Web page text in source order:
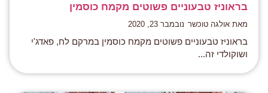
בראוניז טבעוניים פשוטים מקמח כוסמין
מאת אולגה טוכשר נובמבר 23, 2020
בראוניז טבעוניים פשוטים מקמח כוסמין במרקם לח, פאדג'י
ושוקולדי זה...